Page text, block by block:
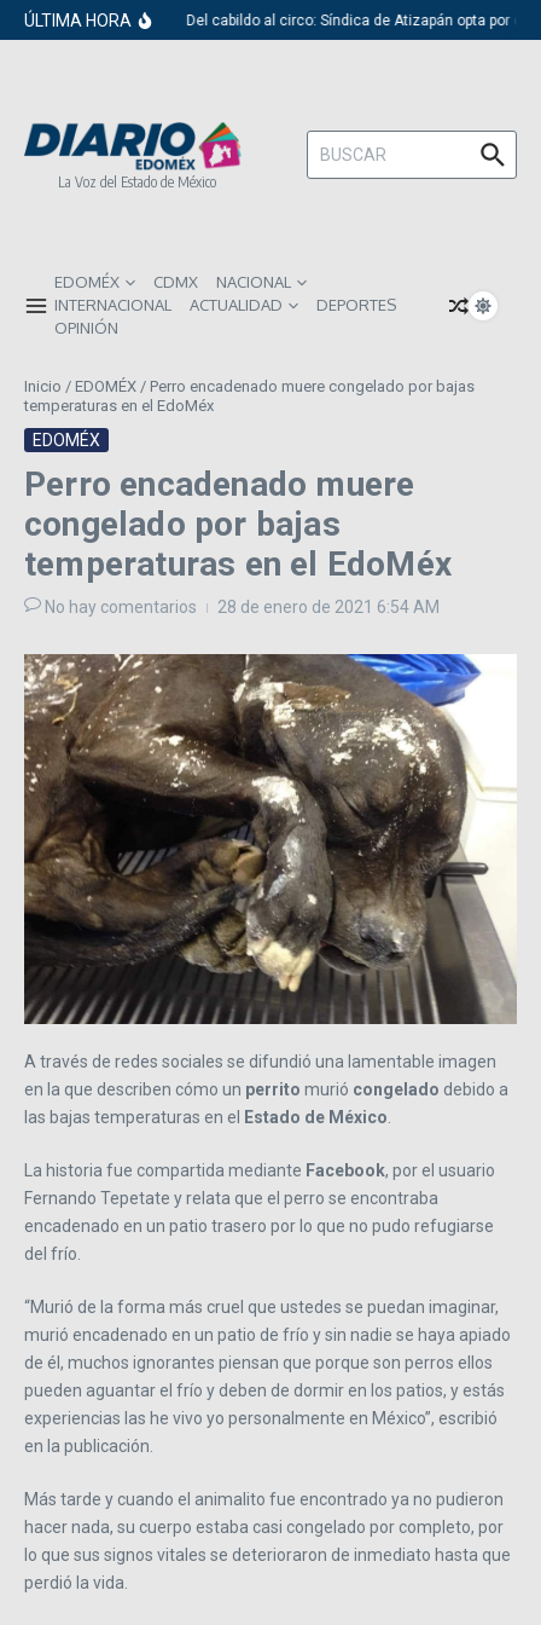
Saltar al contenido
ÚLTIMA HORA Del cabildo al circo: Síndica de Atizapán opta por el
La Voz del Estado de México
Buscar:
EDOMÉX CDMX
NACIONAL
INTERNACIONAL
ACTUALIDAD
DEPORTES
OPINIÓN
Inicio / EDOMÉX / Perro encadenado muere congelado por bajas
temperaturas en el EdoMéx
EDOMÉX
Perro encadenado muere
congelado por bajas
temperaturas en el EdoMéx
No hay comentarios 28 de enero de 2021 6:54 AM
A través de redes sociales se difundió una lamentable imagen
en la que describen cómo un perrito murió congelado debido a
las bajas temperaturas en el
Estado de México.
La historia fue compartida mediante Facebook, por el usuario
Fernando Tepetate y relata que el perro se encontraba
encadenado en un patio trasero por lo que no pudo refugiarse
del frío.
“Murió de la forma más cruel que ustedes se puedan imaginar,
murió encadenado en un patio de frío y sin nadie se haya apiado
de él, muchos ignorantes piensan que porque son perros ellos
pueden aguantar el frío y deben de dormir en los patios, y estás
experiencias las he vivo yo personalmente en México”, escribió
en la publicación.
Más tarde y cuando el animalito fue encontrado ya no pudieron
hacer nada, su cuerpo estaba casi congelado por completo, por
lo que sus signos vitales se deterioraron de inmediato hasta que
perdió la vida.